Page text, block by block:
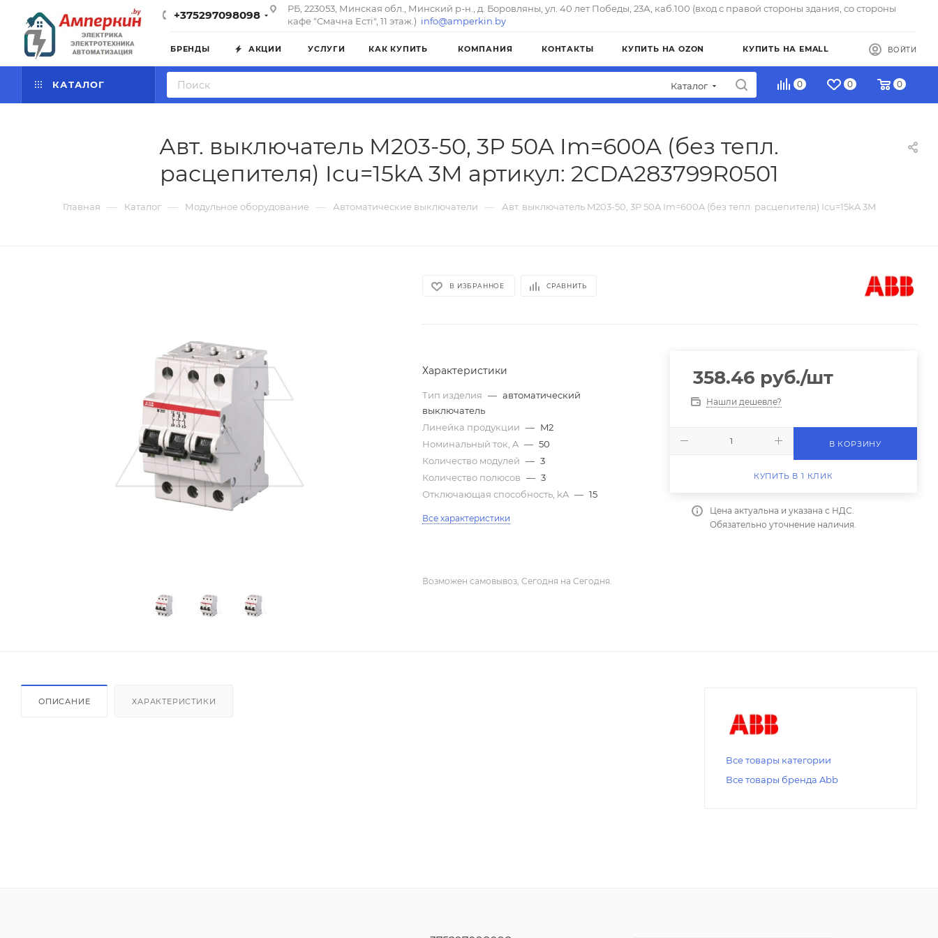
+375297098098
РБ, 223053, Минская обл., Минский р-н., д. Боровляны, ул. 40 лет Победы, 23А, каб.100 (вход с правой стороны здания, со стороны
кафе "Смачна Естi", 11 этаж.) info@amperkin.by
БРЕНДЫ АКЦИИ УСЛУГИ КАК КУПИТЬ КОМПАНИЯ КОНТАКТЫ КУПИТЬ НА OZON КУПИТЬ НА EMALL ВОЙТИ
КАТАЛОГ Каталог 0 0 0
Авт. выключатель M203-50, 3P 50A Im=600A (без тепл.
расцепителя) Icu=15kA 3M артикул: 2CDA283799R0501
Главная — Каталог — Модульное оборудование — Автоматические выключатели — Авт. выключатель M203-50, 3P 50A Im=600A (без тепл. расцепителя) Icu=15kA 3M
В ИЗБРАННОЕ СРАВНИТЬ
Характеристики
Тип изделия — автоматический
выключатель
Линейка продукции — M2
Номинальный ток, A — 50
Количество модулей — 3
Количество полюсов — 3
Отключающая способность, kA — 15
Все характеристики
358.46 руб./шт
Нашли дешевле?
В КОРЗИНУ
КУПИТЬ В 1 КЛИК
Цена актуальна и указана с НДС.
Обязательно уточнение наличия.
Возможен самовывоз, Сегодня на Сегодня.
ОПИСАНИЕ ХАРАКТЕРИСТИКИ
Все товары категории
Все товары бренда Abb